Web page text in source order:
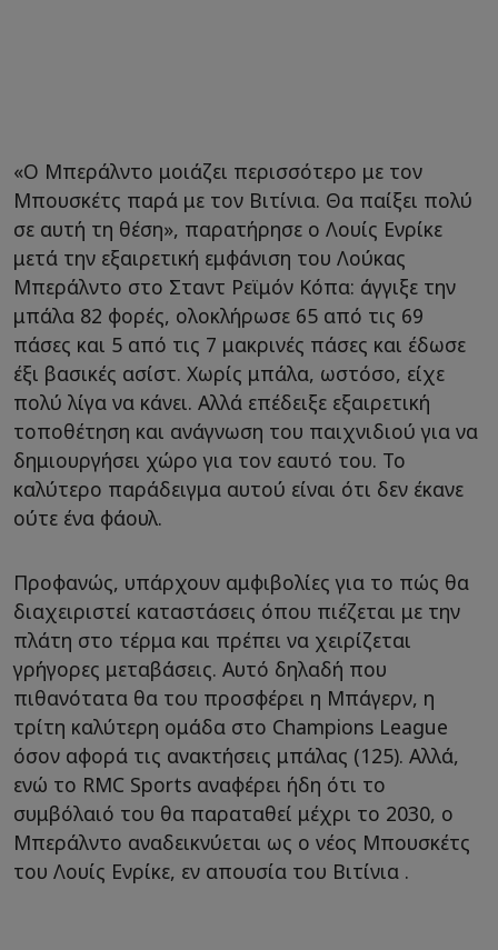
«Ο Μπεράλντο μοιάζει περισσότερο με τον
Μπουσκέτς παρά με τον Βιτίνια. Θα παίξει πολύ
σε αυτή τη θέση», παρατήρησε ο Λουίς Ενρίκε
μετά την εξαιρετική εμφάνιση του Λούκας
Μπεράλντο στο Σταντ Ρεϊμόν Κόπα: άγγιξε την
μπάλα 82 φορές, ολοκλήρωσε 65 από τις 69
πάσες και 5 από τις 7 μακρινές πάσες και έδωσε
έξι βασικές ασίστ. Χωρίς μπάλα, ωστόσο, είχε
πολύ λίγα να κάνει. Αλλά επέδειξε εξαιρετική
τοποθέτηση και ανάγνωση του παιχνιδιού για να
δημιουργήσει χώρο για τον εαυτό του. Το
καλύτερο παράδειγμα αυτού είναι ότι δεν έκανε
ούτε ένα φάουλ.
Προφανώς, υπάρχουν αμφιβολίες για το πώς θα
διαχειριστεί καταστάσεις όπου πιέζεται με την
πλάτη στο τέρμα και πρέπει να χειρίζεται
γρήγορες μεταβάσεις. Αυτό δηλαδή που
πιθανότατα θα του προσφέρει η Μπάγερν, η
τρίτη καλύτερη ομάδα στο Champions League
όσον αφορά τις ανακτήσεις μπάλας (125). Αλλά,
ενώ το RMC Sports αναφέρει ήδη ότι το
συμβόλαιό του θα παραταθεί μέχρι το 2030, ο
Μπεράλντο αναδεικνύεται ως ο νέος Μπουσκέτς
του Λουίς Ενρίκε, εν απουσία του Βιτίνια .